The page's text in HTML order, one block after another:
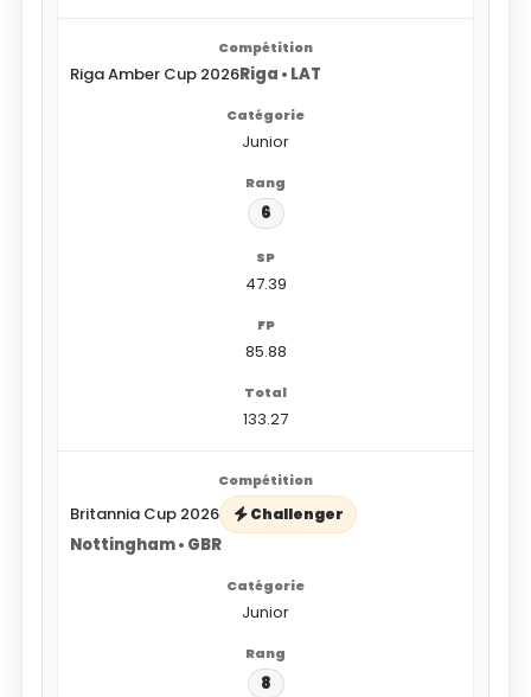
Riga Amber Cup 2026Riga • LAT
Junior
6
47.39
85.88
133.27
Britannia Cup 2026 Challenger
Nottingham • GBR
Junior
8